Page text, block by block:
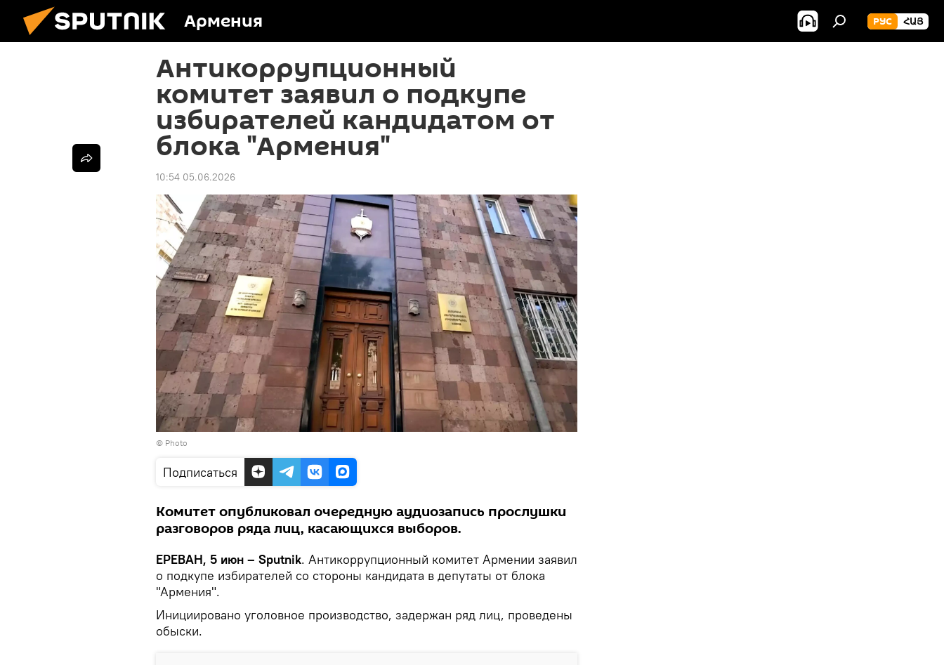
Армения РУС ՀԱՅ
Антикоррупционный
комитет заявил о подкупе
избирателей кандидатом от
блока "Армения"
10:54 05.06.2026
© Photo
Подписаться
Комитет опубликовал очередную аудиозапись прослушки
разговоров ряда лиц, касающихся выборов.
ЕРЕВАН, 5 июн – Sputnik. Антикоррупционный комитет Армении заявил
о подкупе избирателей со стороны кандидата в депутаты от блока
"Армения".
Инициировано уголовное производство, задержан ряд лиц, проведены
обыски.